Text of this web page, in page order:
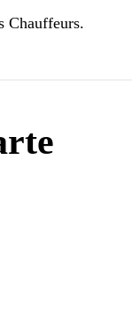
Chauffeurs.